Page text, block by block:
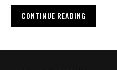
CONTINUE READING